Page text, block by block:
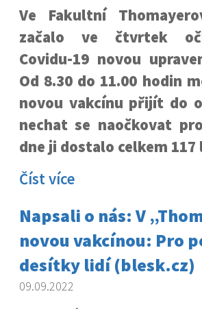
Ve Fakultní
začalo ve čtvrtek
Covidu-19 novou
Od 8.30 do 11.00 hodin
novou vakcínu přijít do
nechat se naočkovat
dne ji dostalo celkem 117
Číst více
Napsali o nás: V
novou vakcínou: Pro
desítky lidí (blesk.cz)
09.09.2022